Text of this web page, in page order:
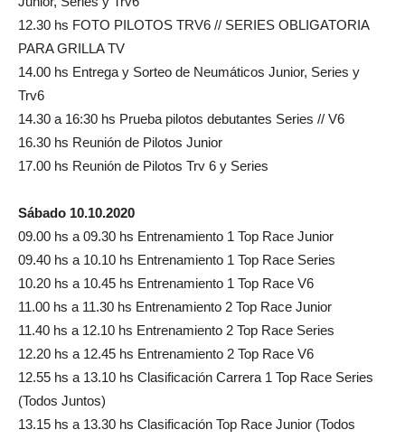
12.30 hs FOTO PILOTOS TRV6 // SERIES OBLIGATORIA
PARA GRILLA TV
14.00 hs Entrega y Sorteo de Neumáticos Junior, Series y
Trv6
14.30 a 16:30 hs Prueba pilotos debutantes Series // V6
16.30 hs Reunión de Pilotos Junior
17.00 hs Reunión de Pilotos Trv 6 y Series
Sábado 10.10.2020
09.00 hs a 09.30 hs Entrenamiento 1 Top Race Junior
09.40 hs a 10.10 hs Entrenamiento 1 Top Race Series
10.20 hs a 10.45 hs Entrenamiento 1 Top Race V6
11.00 hs a 11.30 hs Entrenamiento 2 Top Race Junior
11.40 hs a 12.10 hs Entrenamiento 2 Top Race Series
12.20 hs a 12.45 hs Entrenamiento 2 Top Race V6
12.55 hs a 13.10 hs Clasificación Carrera 1 Top Race Series
(Todos Juntos)
13.15 hs a 13.30 hs Clasificación Top Race Junior (Todos